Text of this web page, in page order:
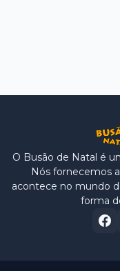
O Busão de Natal é
Nós fornecemos
acontece no mundo
forma